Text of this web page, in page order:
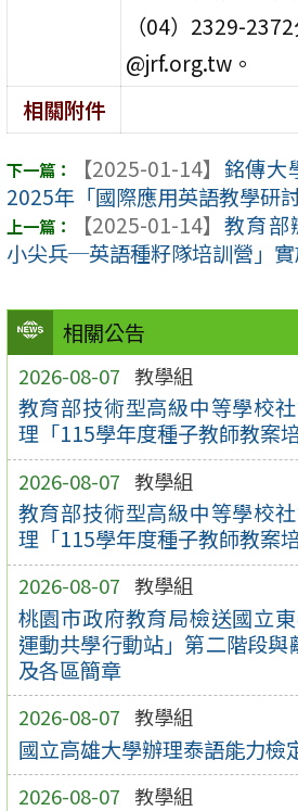
相關公告
2026-08-07 教學組
教育部技術型高級中等學校
理「115學年度種子教師教案培
2026-08-07 教學組
教育部技術型高級中等學校
理「115學年度種子教師教案培
2026-08-07 教學組
桃園市政府教育局檢送國立
運動共學行動站」第二階段
及各區簡章
2026-08-07 教學組
國立高雄大學辦理泰語能力檢
2026-08-07 教學組
（04）2329-
@jrf.org.tw。
相關附件
【2025-01-14】 銘傳大
2025年「國際應用英語教學研
【2025-01-14】 教育部
小尖兵─英語種籽隊培訓營」